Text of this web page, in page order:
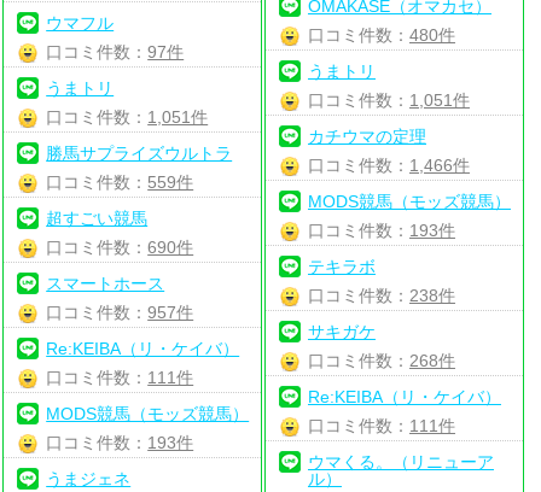
ウマフル
口コミ件数：97件
うまトリ
口コミ件数： 1,051件
勝馬サプライズウルトラ
口コミ件数： 559件
超すごい競馬
口コミ件数：690件
スマートホース
口コミ件数：957件
Re:KEIBA（リ・ケイバ）
口コミ件数： 111件
MODS競馬（モッズ競馬）
口コミ件数： 193件
うまジェネ
OMAKASE（オマカセ）
口コミ件数： 480件
うまトリ
口コミ件数： 1,051件
カチウマの定理
口コミ件数： 1,466件
MODS競馬（モッズ競馬）
口コミ件数： 193件
テキラボ
口コミ件数： 238件
サキガケ
口コミ件数： 268件
Re:KEIBA（リ・ケイバ）
口コミ件数： 111件
ウマくる。（リニューア
ル）